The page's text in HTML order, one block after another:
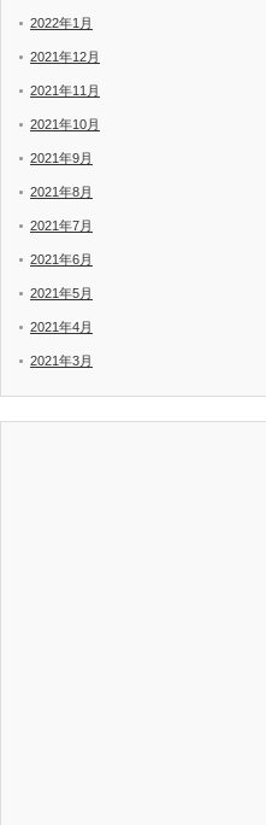
2022年1月
2021年12月
2021年11月
2021年10月
2021年9月
2021年8月
2021年7月
2021年6月
2021年5月
2021年4月
2021年3月